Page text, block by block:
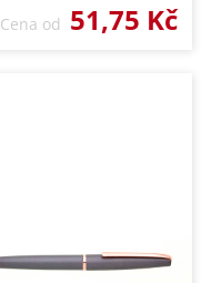
Cena od 51,75 Kč